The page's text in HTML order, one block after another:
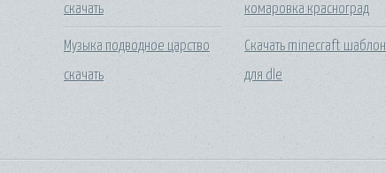
скачать
Музыка подводное царство
скачать
комаровка красноград
Скачать minecraft шаблон
для dle